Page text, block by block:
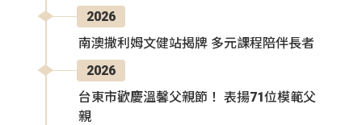
2026
南澳撒利姆文健站揭牌 多元課程陪伴長者
2026
台東市歡慶溫馨父親節！ 表揚71位模範父
親